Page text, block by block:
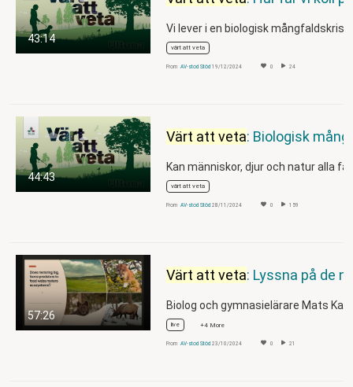
43:14
Vi lever i en biologisk mångfaldskris.…
värt att veta
From AV-stod Stöd 19/12/2024 0 24
44:43
Värt att veta: Biologisk mångfald i städer – för vem, varför och hur?
Kan människor, djur och natur alla
värt att veta
From AV-stod Stöd 28/11/2024 0 159
57:26
Värt att veta: Lyssna på de nya hedersdoktorernaom Hobbs
live +4 More
From AV-stod Stöd 23/10/2024 0 21